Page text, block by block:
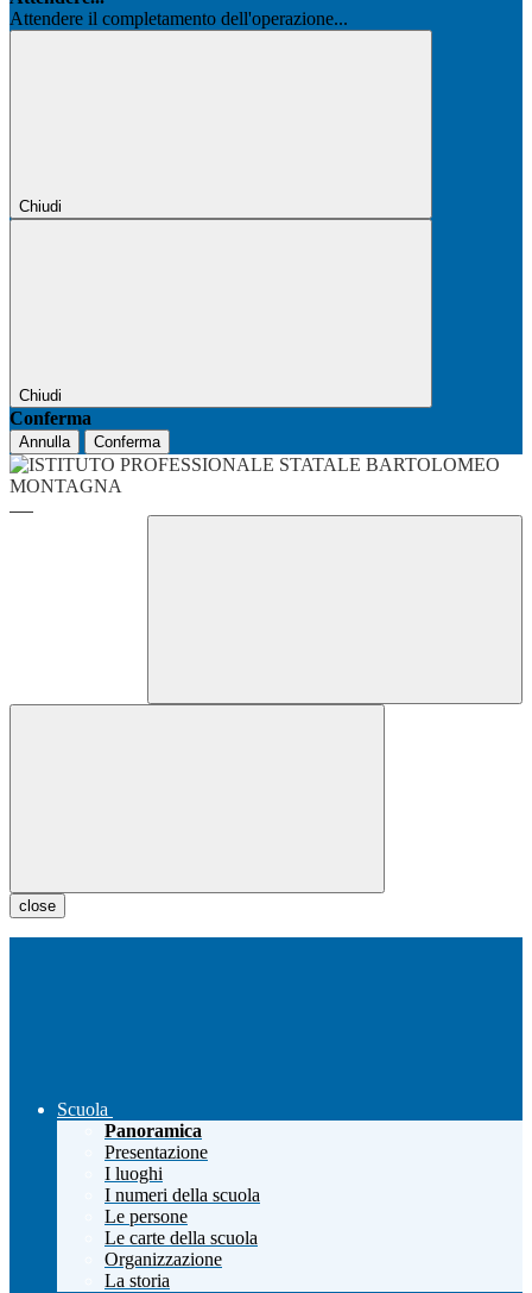
Attendere il completamento dell'operazione...
Chiudi
Chiudi
Conferma
Annulla Conferma
close
Scuola
Panoramica
Presentazione
I luoghi
I numeri della scuola
Le persone
Le carte della scuola
Organizzazione
La storia